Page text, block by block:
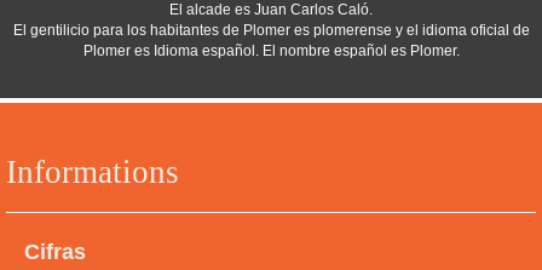
Informations
Cifras
El alcade es Juan Carlos Caló.
El gentilicio para los habitantes de Plomer es plomerense y el idioma oficial de
Plomer es Idioma español. El nombre español es Plomer.